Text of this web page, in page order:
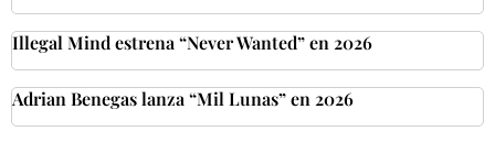
Illegal Mind estrena “Never Wanted” en 2026
Adrian Benegas lanza “Mil Lunas” en 2026